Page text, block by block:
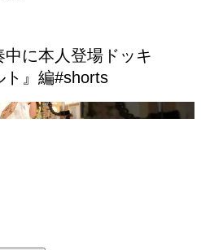
に本人登場ドッキ
ト』編#shorts